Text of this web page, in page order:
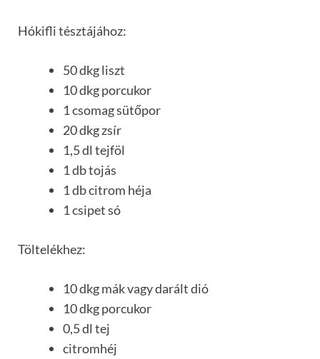
Hókifli tésztájához:
50 dkg liszt
10 dkg porcukor
1 csomag sütőpor
20 dkg zsír
1,5 dl tejföl
1 db tojás
1 db citrom héja
1 csipet só
Töltelékhez:
10 dkg mák vagy darált dió
10 dkg porcukor
0,5 dl tej
citromhéj